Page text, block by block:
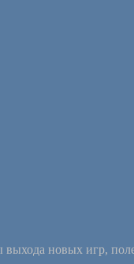
новых игр,